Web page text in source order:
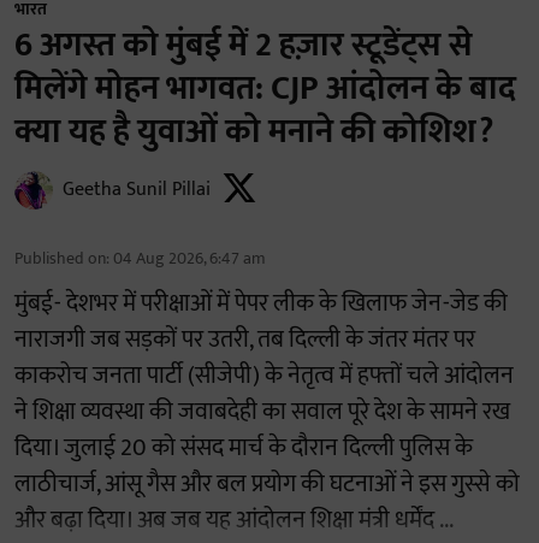
भारत
6 अगस्त को मुंबई में 2 हज़ार स्टूडेंट्स से
मिलेंगे मोहन भागवत: CJP आंदोलन के बाद
क्या यह है युवाओं को मनाने की कोशिश?
Geetha Sunil Pillai
Published on: 04 Aug 2026, 6:47 am
मुंबई- देशभर में परीक्षाओं में पेपर लीक के खिलाफ जेन-जेड की
नाराजगी जब सड़कों पर उतरी, तब दिल्ली के जंतर मंतर पर
काकरोच जनता पार्टी (सीजेपी) के नेतृत्व में हफ्तों चले आंदोलन
ने शिक्षा व्यवस्था की जवाबदेही का सवाल पूरे देश के सामने रख
दिया। जुलाई 20 को संसद मार्च के दौरान दिल्ली पुलिस के
लाठीचार्ज, आंसू गैस और बल प्रयोग की घटनाओं ने इस गुस्से को
और बढ़ा दिया। अब जब यह आंदोलन शिक्षा मंत्री धर्मेंद ...